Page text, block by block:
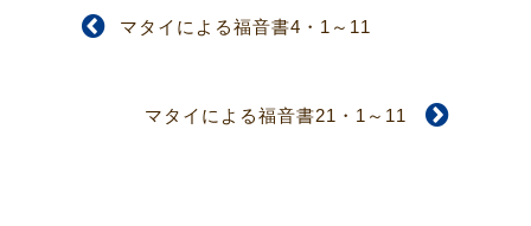
マタイによる福音書4・1～11
マタイによる福音書21・1～11